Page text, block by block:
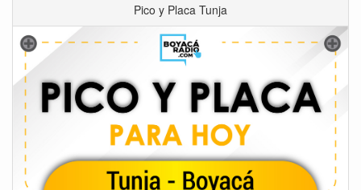
Pico y Placa Tunja